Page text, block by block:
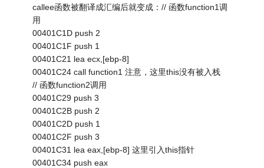
callee函数被翻译成汇编后就变成：// 函数function1调
用
00401C1D push 2
00401C1F push 1
00401C21 lea ecx,[ebp-8]
00401C24 call function1 注意，这里this没有被入栈
// 函数function2调用
00401C29 push 3
00401C2B push 2
00401C2D push 1
00401C2F push 3
00401C31 lea eax,[ebp-8] 这里引入this指针
00401C34 push eax